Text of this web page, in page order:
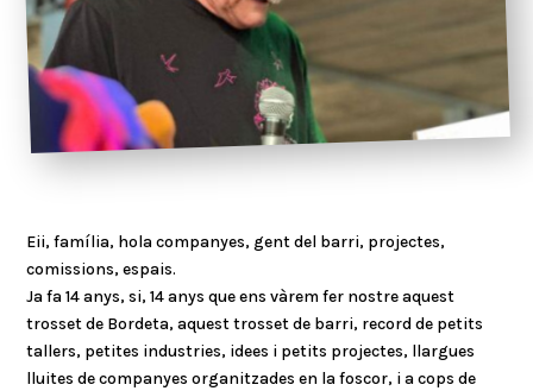
Eii, família, hola companyes, gent del barri, projectes,
comissions, espais.
Ja fa 14 anys, si, 14 anys que ens vàrem fer nostre aquest
trosset de Bordeta, aquest trosset de barri, record de petits
tallers, petites industries, idees i petits projectes, llargues
lluites de companyes organitzades en la foscor, i a cops de